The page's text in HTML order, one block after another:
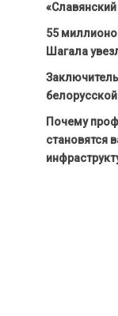
«Славянский
55
Шагала
Почему
становятся